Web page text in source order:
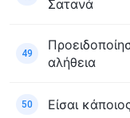
Σατανά
49
αλήθεια
50 Είσαι